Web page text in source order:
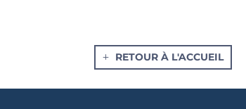
RETOUR À L'ACCUEIL